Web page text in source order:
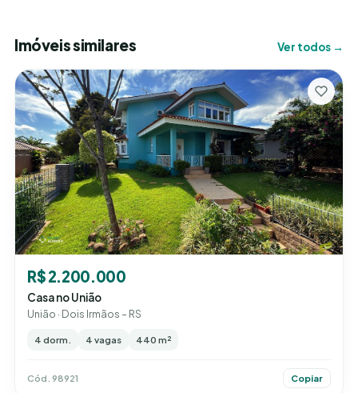
Imóveis similares Ver todos →
R$ 2.200.000
Casa no União
União · Dois Irmãos – RS
4 dorm. 4 vagas 440 m²
Cód. 98921 Copiar